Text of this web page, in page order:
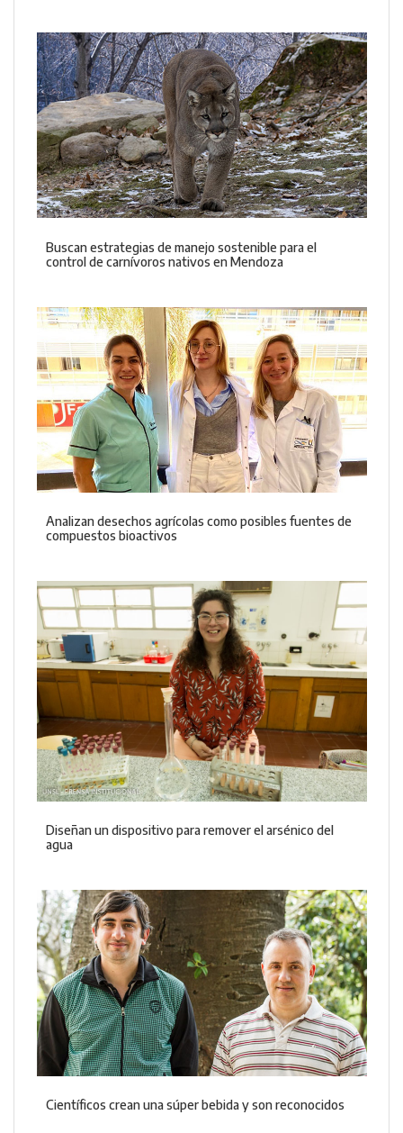
Buscan estrategias de manejo sostenible para el
control de carnívoros nativos en Mendoza
Analizan desechos agrícolas como posibles fuentes de
compuestos bioactivos
Diseñan un dispositivo para remover el arsénico del
agua
Científicos crean una súper bebida y son reconocidos